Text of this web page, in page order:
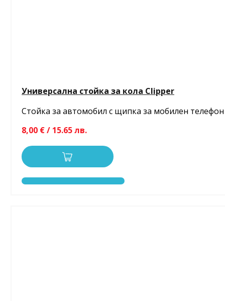
Универсална стойка за кола Clipper
Стойка за автомобил с щипка за мобилен телефон
8,00 € / 15.65 лв.